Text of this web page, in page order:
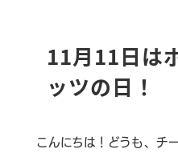
11月11日は
ッツの日！
こんにちは！どうも、チ